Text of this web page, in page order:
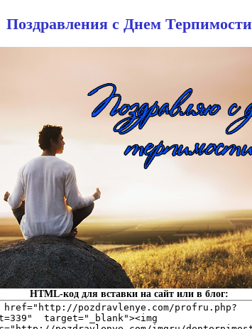
Поздравления с Днем Терпимости
HTML-код для вставки на сайт или в блог: